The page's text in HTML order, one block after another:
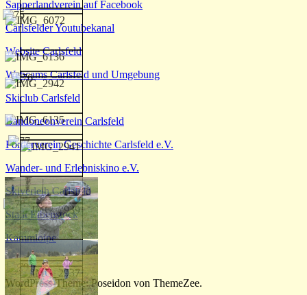
Sapperlandverein auf Facebook
Carlsfelder Youtubekanal
Website Carlsfeld
Webcams Carlsfeld und Umgebung
Skiclub Carlsfeld
Bandoneonverein Carlsfeld
Förderverein Geschichte Carlsfeld e.V.
Wander- und Erlebniskino e.V.
Skiverleih Carlsfeld
Stadt Eibenstock
Kammloipe
WordPress-Theme: Poseidon von ThemeZee.